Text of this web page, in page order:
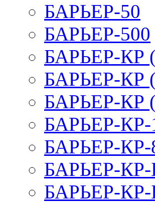
БАРЬЕР-50
БАРЬЕР-500
БАРЬЕР-КР
БАРЬЕР-КР
БАРЬЕР-КР
БАРЬЕР-КР-
БАРЬЕР-КР-
БАРЬЕР-КР-
БАРЬЕР-КР-